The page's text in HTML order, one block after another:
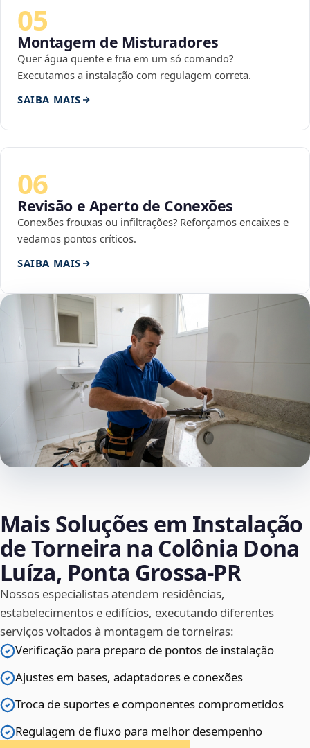
05
Montagem de Misturadores
Quer água quente e fria em um só comando?
Executamos a instalação com regulagem correta.
SAIBA MAIS
06
Revisão e Aperto de Conexões
Conexões frouxas ou infiltrações? Reforçamos encaixes e
vedamos pontos críticos.
SAIBA MAIS
Mais Soluções em Instalação
de Torneira na Colônia Dona
Luíza, Ponta Grossa‑PR
Nossos especialistas atendem residências,
estabelecimentos e edifícios, executando diferentes
serviços voltados à montagem de torneiras:
Verificação para preparo de pontos de instalação
Ajustes em bases, adaptadores e conexões
Troca de suportes e componentes comprometidos
Regulagem de fluxo para melhor desempenho